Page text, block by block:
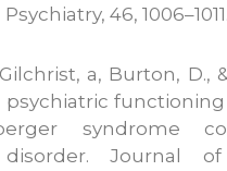
46, 1006–1011.
a, Burton, D.,
psychiatric
syndrome
Journal